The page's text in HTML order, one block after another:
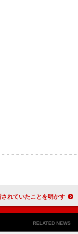
ジャー・オドネル、稀なリンパ腫と診断されていたことを明かす
RELATED NEWS